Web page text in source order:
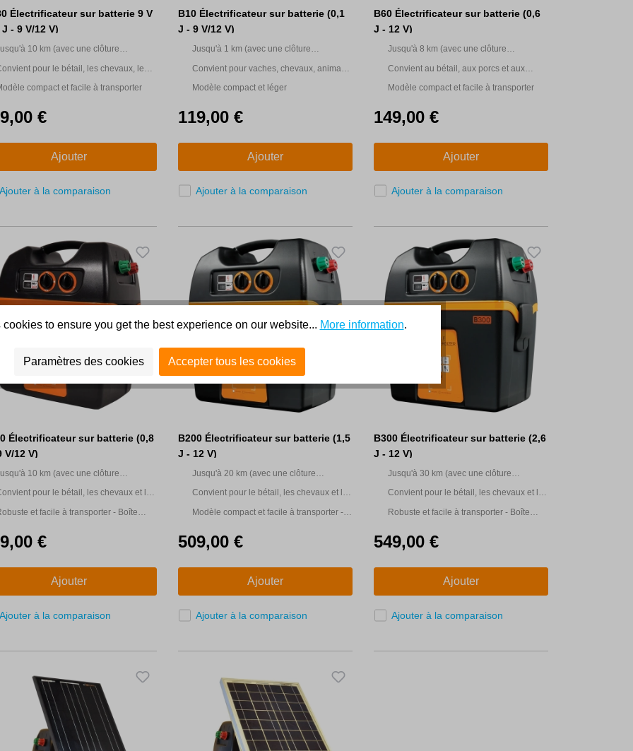
Électrificateur sur batterie 9 V
- 9 V/12 V)
10 km (avec une clôture
pour le bétail, les chevaux, le
les animaux domestiques et le
compact et facile à transporter
€
Ajouter
Ajouter à la comparaison
B10 Électrificateur sur batterie (0,1
J - 9 V/12 V)
Jusqu'à 1 km (avec une clôture
multifilaire)
Convient pour vaches, chevaux, animaux
de compagnie et jardin
Modèle compact et léger
119,00 €
Ajouter
Ajouter à la comparaison
B60 Électrificateur sur batterie (0,6
J - 12 V)
Jusqu'à 8 km (avec une clôture
multifilaire)
Convient au bétail, aux porcs et aux
chevaux
Modèle compact et facile à transporter
149,00 €
Ajouter
Ajouter à la comparaison
Électrificateur sur batterie (0,8
V/12 V)
10 km (avec une clôture
pour le bétail, les chevaux et le
et facile à transporter - Boîte
avec poignée de transport.
€
Ajouter
Ajouter à la comparaison
B200 Électrificateur sur batterie (1,5
J - 12 V)
Jusqu'à 20 km (avec une clôture
multifilaire)
Convient pour le bétail, les chevaux et le
gibier
Modèle compact et facile à transporter -
aux chocs, avec poignée de transport.
509,00 €
Ajouter
Ajouter à la comparaison
B300 Électrificateur sur batterie (2,6
J - 12 V)
Jusqu'à 30 km (avec une clôture
multifilaire)
Convient pour le bétail, les chevaux et le
gibier
Robuste et facile à transporter - Boîte
chocs, avec poignée de transport.
549,00 €
Ajouter
Ajouter à la comparaison
to ensure you get the best experience on our website... More information.
Paramètres des cookies Accepter tous les cookies